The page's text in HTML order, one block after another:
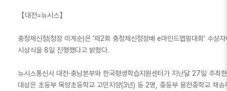
【대전=뉴시스】
충청체신청(청장 이계순)은 '제2회 충청체신청장배 e마인드맵핑대회' 수상
시상식을 8일 진행했다고 밝혔다.
뉴시스통신사 대전·충남본부와 한국평생학습지원센터가 지난달 27일 주최
대상은 초등부 목양초등학교 고민지양(3년) 등 2명, 중등부 용전중학교 채